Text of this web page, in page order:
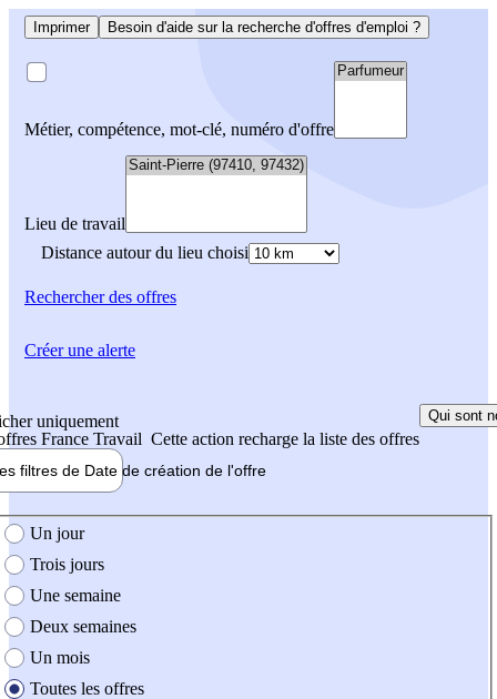
Imprimer Besoin d'aide sur la recherche d'offres d'emploi ?
Métier, compétence, mot-clé, numéro d'offre
Lieu de travail
Distance autour du lieu choisi
Rechercherdes offres
uniquement
France Travail Cette action recharge la liste des offres
Qui sont
filtres de Date de création de l'offre
création de l'offre
Un jour
Trois jours
Une semaine
Deux semaines
Un mois
Toutes les offres
Créer une alerte